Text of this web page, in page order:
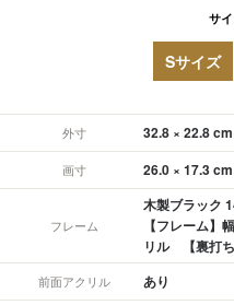
サ
Sサイズ
外寸 32.8 × 22.8 cm
画寸 26.0 × 17.3 cm
フレーム
木製ブラック
【フレーム
リル 【裏打
前面アクリル あり